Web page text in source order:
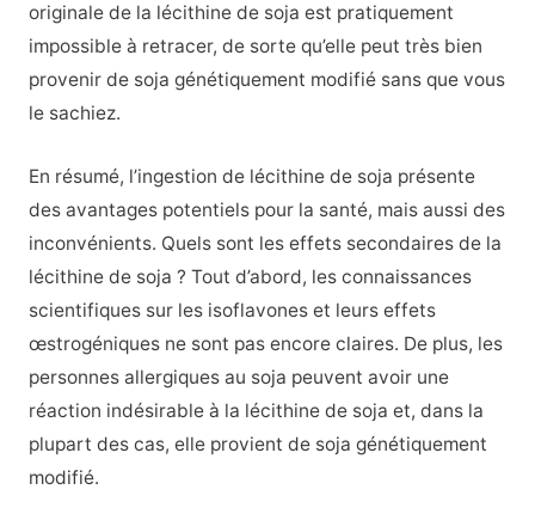
originale de la lécithine de soja est pratiquement
impossible à retracer, de sorte qu’elle peut très bien
provenir de soja génétiquement modifié sans que vous
le sachiez.
En résumé, l’ingestion de lécithine de soja présente
des avantages potentiels pour la santé, mais aussi des
inconvénients. Quels sont les effets secondaires de la
lécithine de soja ? Tout d’abord, les connaissances
scientifiques sur les isoflavones et leurs effets
œstrogéniques ne sont pas encore claires. De plus, les
personnes allergiques au soja peuvent avoir une
réaction indésirable à la lécithine de soja et, dans la
plupart des cas, elle provient de soja génétiquement
modifié.